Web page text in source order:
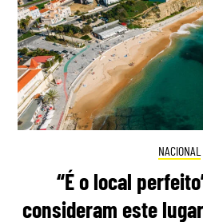
NACIONAL
“É o local
consideram este